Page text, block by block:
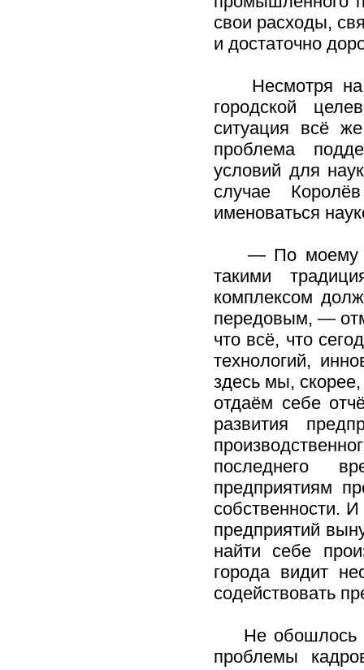
свои расходы,
и достаточно
Несмотря на
городской
ситуация всё
проблема
условий для
случае
именоваться
— По моему
такими
комплексом
передовым, —
что всё, что
технологий,
здесь мы,
отдаём себе
развития
последнего
предприятиям
собственности.
предприятий
найти себе
города видит
содействовать
Не обошлось
проблемы